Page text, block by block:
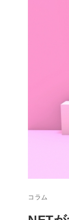
コラム